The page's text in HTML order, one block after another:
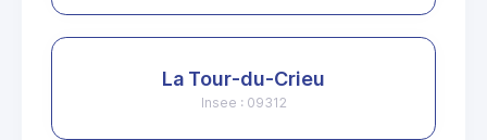
La Tour-du-Crieu
Insee : 09312